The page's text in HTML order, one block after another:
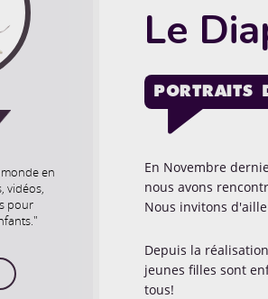
Le coin de Maman Le coin de Papa Le
On a testé pour
en
vidéos,
pour
Le
En Novembre
nous avons
Nous invitons
Depuis la
jeunes filles sont
tous!